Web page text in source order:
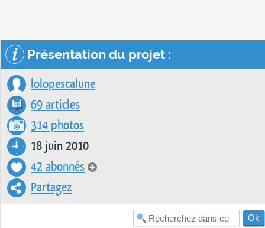
Présentation du projet :
lolopescalune
69 articles
314 photos
18 juin 2010
42 abonnés
Partagez